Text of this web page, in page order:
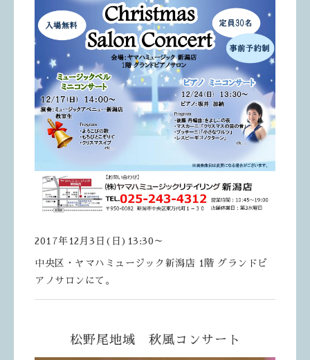
2017年12月3日(日)13:30～
中央区・ヤマハミュージック新潟店 1階 グランドピ
アノサロンにて。
松野尾地域 秋風コンサート